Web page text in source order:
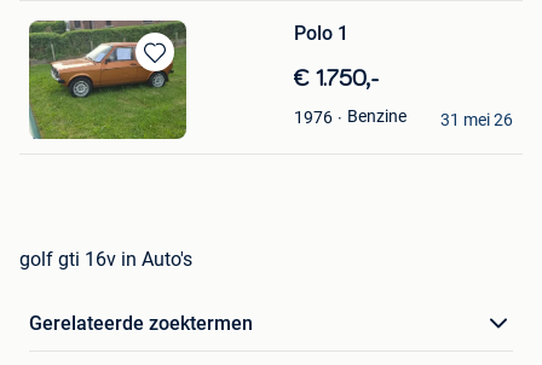
Bewaren
in
Mijn
Favorieten
Polo 1
€ 1.750,-
1976 Benzine
HKM Solutions
Vliermaal
31 mei 26
golf gti 16v in Auto's
Gerelateerde zoektermen